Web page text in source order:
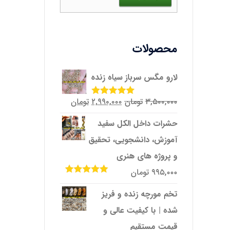
محصولات
لارو مگس سرباز سیاه زنده
امتیاز5.00از
۳,۵۰۰,۰۰۰ تومانقیمت
اصلی
۳,۵۰۰,۰۰۰تومان
۲,۹۹۰,۰۰۰ تومان
فعلی
حشرات داخل الکل سفید
آموزش، دانشجویی، تحقیق
و پروژه‌ های هنری
۹۹۵,۰۰۰ تومان
تخم مورچه زنده و فریز
شده | با کیفیت عالی و
قیمت مستقیم